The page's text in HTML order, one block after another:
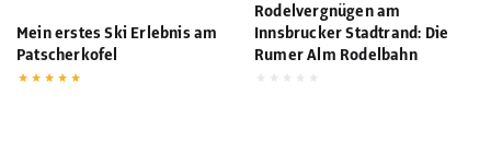
Rodelvergnügen am
Innsbrucker Stadtrand: Die
Rumer Alm Rodelbahn
Mein erstes Ski Erlebnis am
Patscherkofel